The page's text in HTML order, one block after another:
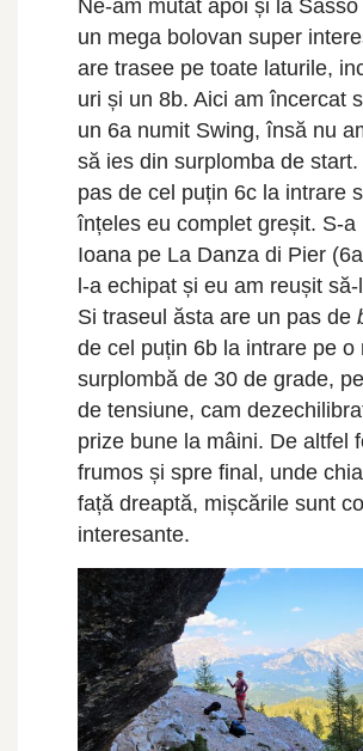
Ne-am mutat apoi și la
un mega bolovan super
are trasee pe toate laturile,
uri și un 8b. Aici am încercat
un 6a numit Swing, însă nu
să ies din surplomba de start.
pas de cel puțin 6c la intrare
înțeles eu complet greșit. S-a
Ioana pe La Danza di Pier
l-a echipat și eu am reușit
Si traseul ăsta are un pas de
de cel puțin 6b la intrare pe o
surplombă de 30 de grade,
de tensiune, cam
prize bune la mâini. De altfel
frumos și spre final, unde
față dreaptă, mișcările sunt
interesante.